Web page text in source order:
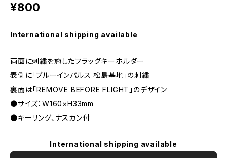
¥800
International shipping available
両面に刺繍を施したフラッグキーホルダー
表側に｢ブルーインパルス 松島基地｣の刺繍
裏面は｢REMOVE BEFORE FLIGHT｣のデザイン
●サイズ：W160×H33mm
●キーリング、ナスカン付
International shipping available